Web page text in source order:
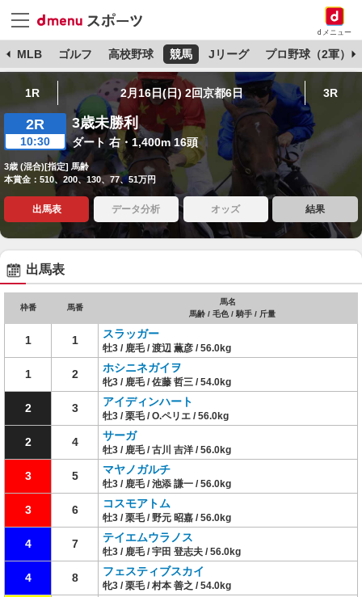
dメニュー
MLB ゴルフ 高校野球 競馬 Jリーグ プロ野球（2軍）
1R 2月16日(日) 2回京都6日 3R
2R
10:30
3歳未勝利
ダート 右・1,400m 16頭
3歳 (混合)[指定] 馬齢
本賞金：510、200、130、77、51万円
出馬表 データ分析 オッズ 結果
出馬表
枠番 馬番
馬名
馬齢 / 毛色 / 騎手 / 斤量
1 1 スラッガー
牡3 / 鹿毛 / 渡辺 薫彦 / 56.0kg
1 2 ホシニネガイヲ
牝3 / 鹿毛 / 佐藤 哲三 / 54.0kg
2 3 アイディンハート
牡3 / 栗毛 / O.ペリエ / 56.0kg
2 4 サーガ
牡3 / 鹿毛 / 古川 吉洋 / 56.0kg
3 5 マヤノガルチ
牡3 / 鹿毛 / 池添 謙一 / 56.0kg
3 6 コスモアトム
牡3 / 栗毛 / 野元 昭嘉 / 56.0kg
4 7 テイエムウラノス
牡3 / 鹿毛 / 宇田 登志夫 / 56.0kg
4 8 フェスティブスカイ
牝3 / 栗毛 / 村本 善之 / 54.0kg